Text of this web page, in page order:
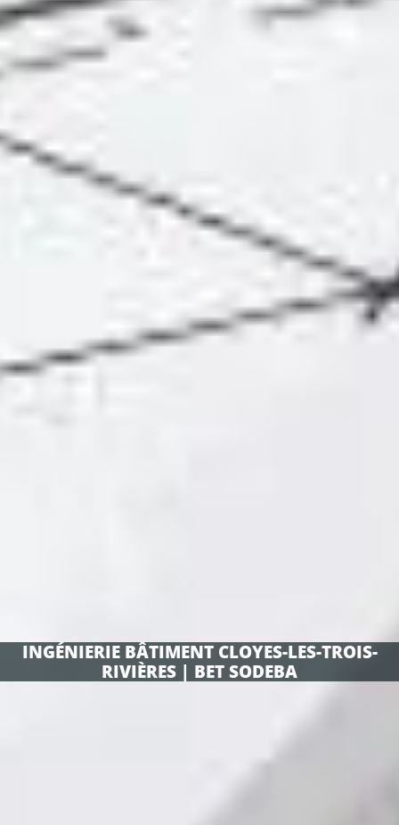
INGÉNIERIE BÂTIMENT CLOYES-LES-TROIS-
RIVIÈRES | BET SODEBA